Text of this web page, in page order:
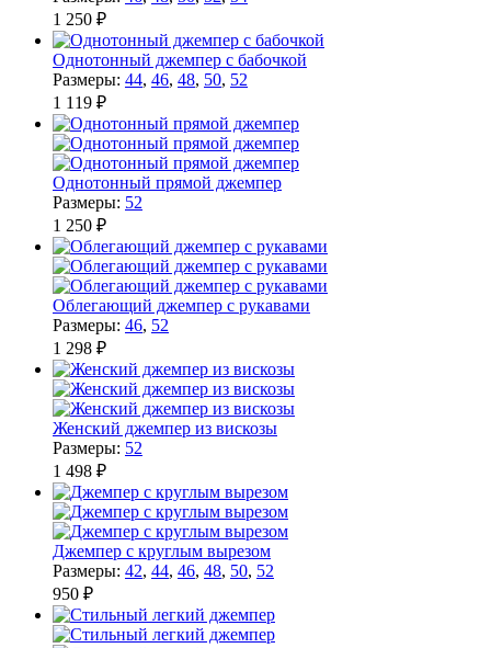
1 250 ₽
Однотонный джемпер с бабочкой
Размеры: 44, 46, 48, 50, 52
1 119 ₽
Однотонный прямой джемпер
Размеры: 52
1 250 ₽
Облегающий джемпер с рукавами
Размеры: 46, 52
1 298 ₽
Женский джемпер из вискозы
Размеры: 52
1 498 ₽
Джемпер с круглым вырезом
Размеры: 42, 44, 46, 48, 50, 52
950 ₽